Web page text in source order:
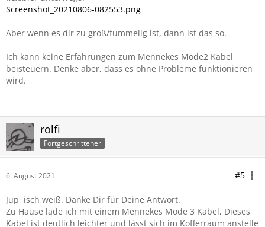
Screenshot_20210806-082553.png
Aber wenn es dir zu groß/fummelig ist, dann ist das so.
Ich kann keine Erfahrungen zum Mennekes Mode2 Kabel
beisteuern. Denke aber, dass es ohne Probleme funktionieren
wird.
rolfi
Fortgeschrittener
6. August 2021 #5
Jup, isch weiß. Danke Dir für Deine Antwort.
Zu Hause lade ich mit einem Mennekes Mode 3 Kabel, Dieses
Kabel ist deutlich leichter und lässt sich im Kofferraum anstelle